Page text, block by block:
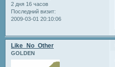
2 дня 16 часов
Последний визит:
2009-03-01 20:10:06
Like_No_Other
GOLDEN